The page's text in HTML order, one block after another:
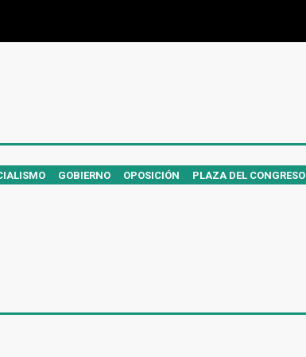
GOBIERNO OPOSICIÓN PLAZA DEL CONGRESO